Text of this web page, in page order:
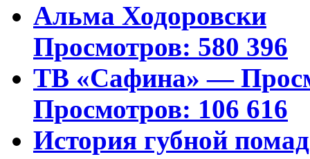
Альма Ходоровски
Просмотров: 580 396
ТВ «Сафина» —
Просмотров: 106 616
История губной